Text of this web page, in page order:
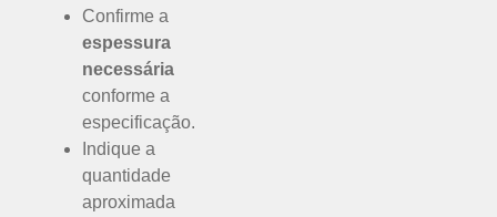
Confirme a
espessura
necessária
conforme a
especificação.
Indique a
quantidade
aproximada